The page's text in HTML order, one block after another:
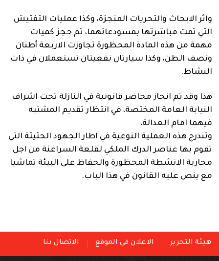
واثر الابحاث والتحريات المنجزة، وكذا عمليات التفتيش
التي تمت مباشرتها بمسودعاتهما، تم حجز كميات
مهمة من هذه المادة المحظورة تجاوزت الاربعة أطنان
ونصف الطن، وكذا سيارتان نفعيتان تستعملان في ذات
النشاط.
هذا وقد تم انجاز محاضر قانونية في النازلة تحت اشراف
النيابة العامة المختصة، في انتظار تقديم المشتبه
فيهما امام العدالة،
وتندرج هذه العملية النوعية في اطار الجهود الحثيثة التي
تقوم بها عناصر الدرك الملكي لقلعة السراغنة من اجل
محاربة الانشطة المحظورة والحفاظ على البيئة تماشيا
مع ينص عليه القانون في هذا الباب.
هيئة التحرير الاعلان في الموقع الاتصال بنا